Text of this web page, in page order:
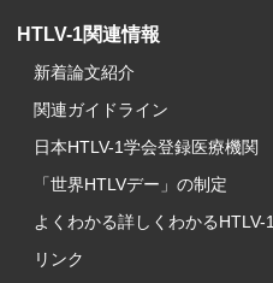
HTLV-1関連情報
新着論文紹介
関連ガイドライン
日本HTLV-1学会登録医療機関
「世界HTLVデー」の制定
よくわかる詳しくわかるHTLV-1
リンク